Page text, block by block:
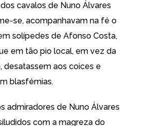
cavalos de Nuno Álvares
se, acompanhavam na fé o
solípedes de Afonso Costa,
em tão pio local, em vez da
desatassem aos coices e
blasfémias.
admiradores de Nuno Álvares
com a magreza do